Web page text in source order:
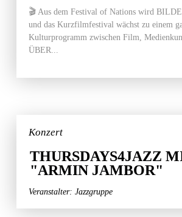
🎬 Aus dem Festival of Nations wird
und das Kurzfilmfestival wächst zu einem
Kulturprogramm zwischen Film,
ÜBER...
Konzert
THURSDAYS4JAZZ
"ARMIN JAMBOR"
Veranstalter: Jazzgruppe